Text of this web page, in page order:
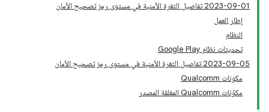
‎2023-09-01 تفاصيل الثغرة الأمنية في مستوى رمز تصحيح الأمان
إطار العمل
النظام
تحديثات نظام Google Play
‎2023-09-05 تفاصيل الثغرة الأمنية في مستوى رمز تصحيح الأمان
مكونات Qualcomm
مكوّنات Qualcomm المغلقة المصدر